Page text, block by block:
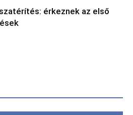
érkeznek az első